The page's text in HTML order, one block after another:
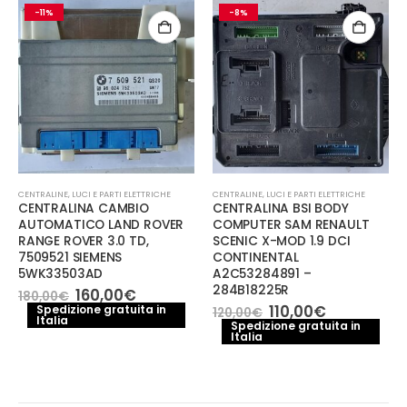
-11%
CENTRALINE, LUCI E PARTI ELETTRICHE
CENTRALINA CAMBIO
AUTOMATICO LAND ROVER
RANGE ROVER 3.0 TD,
7509521 SIEMENS
5WK33503AD
180,00€ Il
prezzo
originale
160,00€Il
prezzo
attuale
Spedizione gratuita in
Italia
-8%
CENTRALINE, LUCI E PARTI ELETTRICHE
CENTRALINA BSI BODY
COMPUTER SAM RENAULT
SCENIC X-MOD 1.9 DCI
CONTINENTAL
A2C53284891 –
284B18225R
120,00€ Il
prezzo
originale
110,00€Il
prezzo
attuale
Spedizione gratuita in
Italia